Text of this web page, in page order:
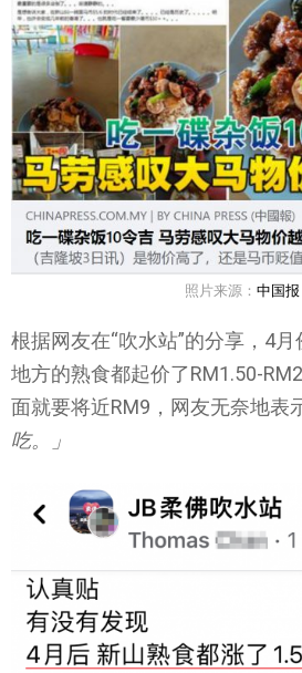
照片来源： 中国报
根据网友在“吹水站”的分享，4
地方的熟食都起价了RM1.50-
面就要将近RM9，网友无奈地表
吃。」